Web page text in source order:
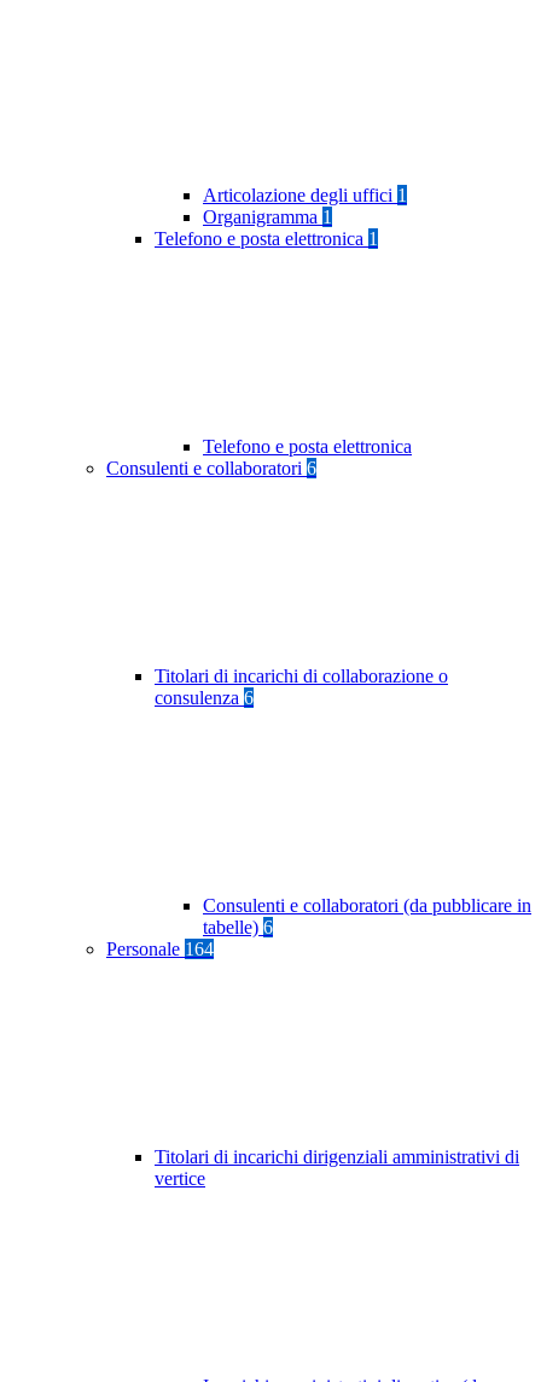
Articolazione degli uffici 1
Organigramma 1
Telefono e posta elettronica 1
Telefono e posta elettronica
Consulenti e collaboratori 6
Titolari di incarichi di collaborazione o
consulenza 6
Consulenti e collaboratori (da pubblicare in
tabelle) 6
Personale 164
Titolari di incarichi dirigenziali amministrativi di
vertice